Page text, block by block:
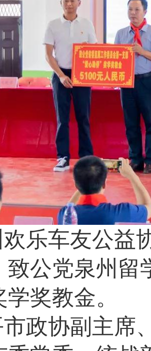
乐车友公益
致公党泉州留
奖教金。
政协副主席